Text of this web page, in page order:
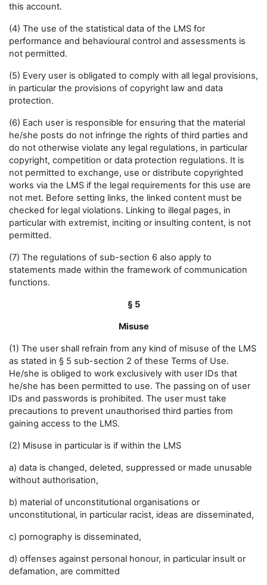
this account.
(4) The use of the statistical data of the LMS for
performance and behavioural control and assessments is
not permitted.
(5) Every user is obligated to comply with all legal provisions,
in particular the provisions of copyright law and data
protection.
(6) Each user is responsible for ensuring that the material
he/she posts do not infringe the rights of third parties and
do not otherwise violate any legal regulations, in particular
copyright, competition or data protection regulations. It is
not permitted to exchange, use or distribute copyrighted
works via the LMS if the legal requirements for this use are
not met. Before setting links, the linked content must be
checked for legal violations. Linking to illegal pages, in
particular with extremist, inciting or insulting content, is not
permitted.
(7) The regulations of sub-section 6 also apply to
statements made within the framework of communication
functions.
§ 5
Misuse
(1) The user shall refrain from any kind of misuse of the LMS
as stated in § 5 sub-section 2 of these Terms of Use.
He/she is obliged to work exclusively with user IDs that
he/she has been permitted to use. The passing on of user
IDs and passwords is prohibited. The user must take
precautions to prevent unauthorised third parties from
gaining access to the LMS.
(2) Misuse in particular is if within the LMS
a) data is changed, deleted, suppressed or made unusable
without authorisation,
b) material of unconstitutional organisations or
unconstitutional, in particular racist, ideas are disseminated,
c) pornography is disseminated,
d) offenses against personal honour, in particular insult or
defamation, are committed